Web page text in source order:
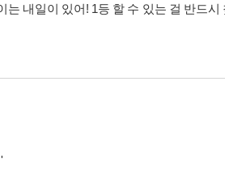
내일이 있어! 1등 할 수 있는 걸 반드